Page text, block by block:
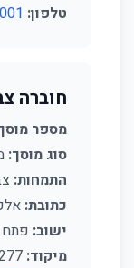
טלפון:
חוברה
מספר
סוג מוסך:
התמחות:
כתובת:
ישוב: פתח
מיקוד: